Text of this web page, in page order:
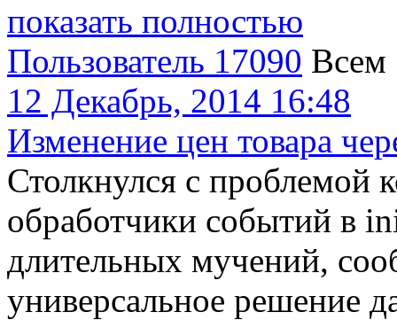
показать полностью
Пользователь 17090 Всем
12 Декабрь, 2014 16:48
Изменение цен товара
Столкнулся с проблемой
обработчики событий в
длительных мучений,
универсальное решение